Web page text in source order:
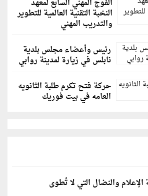
الفوج المهني السابع لمعهد
النخبة التقنية العالمية للتطوير
والتدريب المهني
رئيس وأعضاء مجلس بلدية
نابلس في زيارة لمدينة روابي
حركة فتح تكرم طلبة الثانويه
العامه في بيت فوريك
والنضال التي لا تُطوى